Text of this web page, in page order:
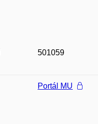
501059
Portál MU